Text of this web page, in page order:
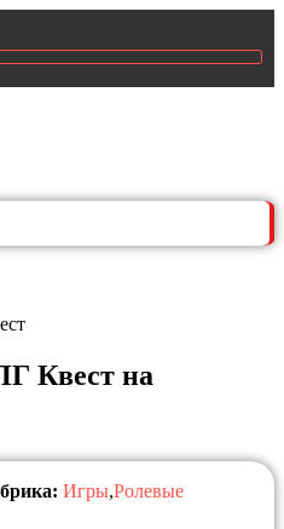
Квест на
Игры,Ролевые